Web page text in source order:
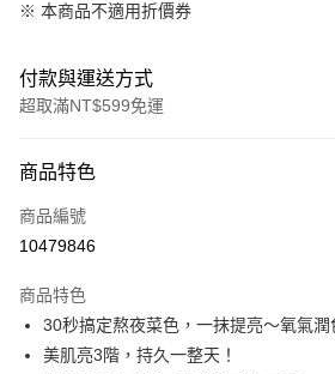
※ 本商品不適用折價券
付款與運送方式
超取滿NT$599免運
信用卡一次付款
超商取貨付款
Apple Pay
街口支付
商品特色
商品編號
10479846
商品特色
30秒搞定熬夜菜色，一抹提亮～氧氣潤
美肌亮3階，持久一整天！